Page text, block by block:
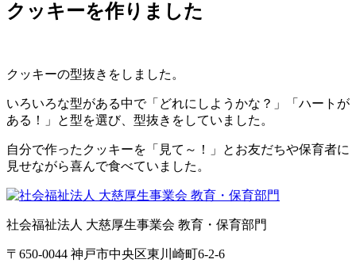
クッキーを作りました
クッキーの型抜きをしました。
いろいろな型がある中で「どれにしようかな？」「ハートが
ある！」と型を選び、型抜きをしていました。
自分で作ったクッキーを「見て～！」とお友だちや保育者に
見せながら喜んで食べていました。
社会福祉法人 大慈厚生事業会 教育・保育部門
〒650-0044 神戸市中央区東川崎町6-2-6